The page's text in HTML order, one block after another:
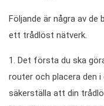
Följande är några av
ett trådlöst nätverk.
1. Det första du ska
router och placera den
säkerställa att din